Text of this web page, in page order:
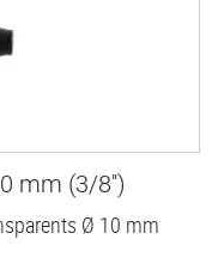
mm (3/8'')
Ø 10 mm